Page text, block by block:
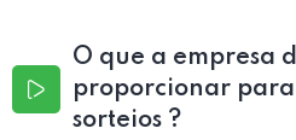
O que a empresa
proporcionar
sorteios ?